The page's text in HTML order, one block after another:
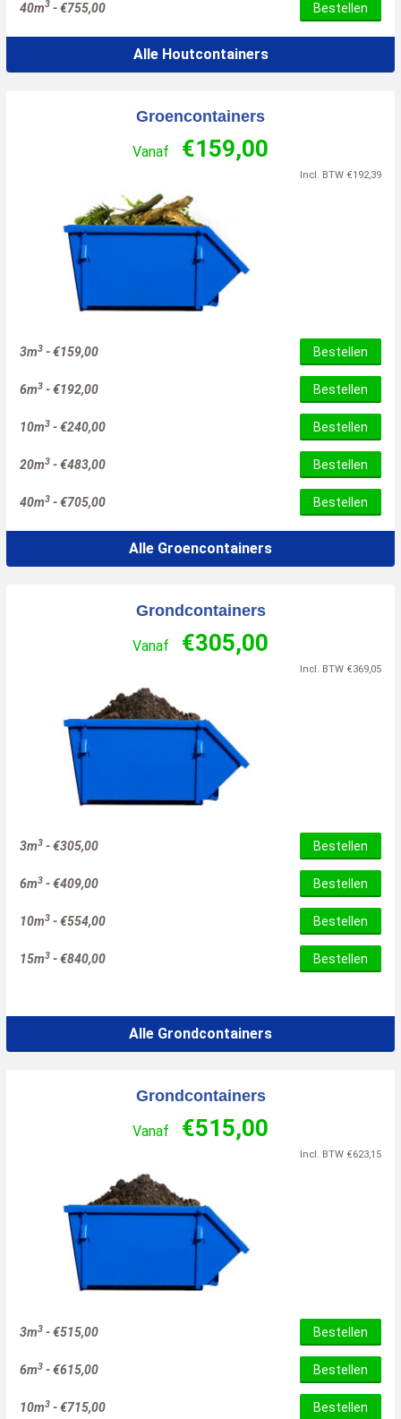
40m3 -€755,00 Bestellen
Alle Houtcontainers
Groencontainers
Vanaf €159,00
Incl. BTW €192,39
3m3 -€159,00 Bestellen
6m3 -€192,00 Bestellen
10m3 -€240,00 Bestellen
20m3 -€483,00 Bestellen
40m3 -€705,00 Bestellen
Alle Groencontainers
Grondcontainers
Vanaf €305,00
Incl. BTW €369,05
3m3 -€305,00 Bestellen
6m3 -€409,00 Bestellen
10m3 -€554,00 Bestellen
15m3 -€840,00 Bestellen
Alle Grondcontainers
Grondcontainers
Vanaf €515,00
Incl. BTW €623,15
3m3 -€515,00 Bestellen
6m3 -€615,00 Bestellen
10m3 -€715,00 Bestellen